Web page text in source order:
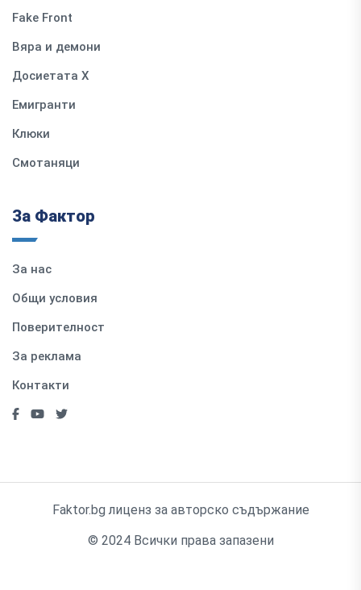
Fake Front
Вяра и демони
Досиетата Х
Емигранти
Клюки
Смотаняци
За Фактор
За нас
Общи условия
Поверителност
За реклама
Контакти
Faktor.bg лиценз за авторско съдържание
© 2024 Всички права запазени